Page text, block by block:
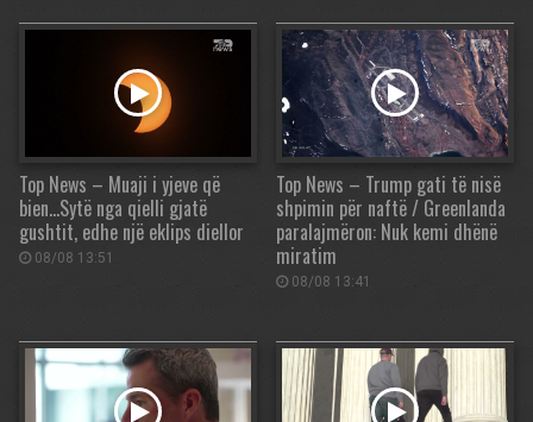
Top News – Muaji i yjeve që
bien…Sytë nga qielli gjatë
gushtit, edhe një eklips diellor
08/08 13:51
Top News – Trump gati të nisë
shpimin për naftë / Greenlanda
paralajmëron: Nuk kemi dhënë
miratim
08/08 13:41